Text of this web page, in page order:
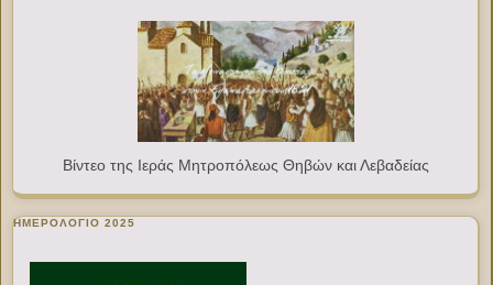
Βίντεο της Ιεράς Μητροπόλεως Θηβών και Λεβαδείας
ΗΜΕΡΟΛΟΓΙΟ 2025